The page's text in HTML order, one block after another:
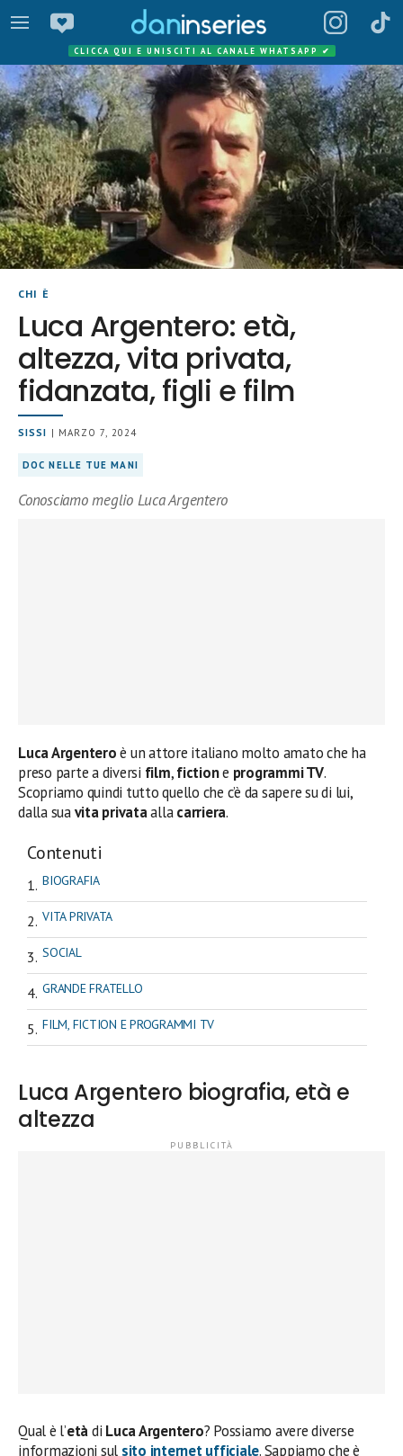
CLICCA QUI E UNISCITI AL CANALE WHATSAPP ✔
CHI È
Luca Argentero: età,
altezza, vita privata,
fidanzata, figli e film
SISSI | MARZO 7, 2024
DOC NELLE TUE MANI
Conosciamo meglio Luca Argentero
Luca Argenteroè un attore italiano molto amato che ha
preso parte a diversi film,fictione programmi TV.
Scopriamo quindi tutto quello che c’è da sapere su di lui,
dalla suavita privataallacarriera.
Contenuti
BIOGRAFIA
VITA PRIVATA
SOCIAL
GRANDE FRATELLO
FILM, FICTION E PROGRAMMI TV
Luca Argentero biografia, età e
altezza
Qual è l’etàdi Luca Argentero? Possiamo avere diverse
informazioni sul sito internet ufficiale. Sappiamo che è